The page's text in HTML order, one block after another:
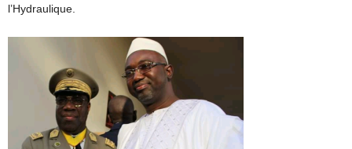
l’Hydraulique.